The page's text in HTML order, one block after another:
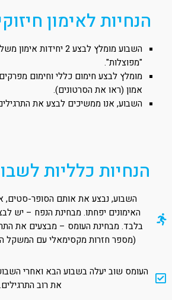
הנחיות לאימון
"מפוצלות".
אמון (ראו את הסרטונים).
השבוע, אנו ממשיכים לבצע את
הנחיות כלליות
השבוע, נבצע את אותם הסופר-סטים,
האימונים יפחתו. מבחינת הנפח – יש
בלבד. מבחינת העומס – מבצעים את
(מספר חזרות מקסימאלי עם המשקל הנתון
העומס שוב יעלה בשבוע הבא ואחרי
את רוב התרגילים.